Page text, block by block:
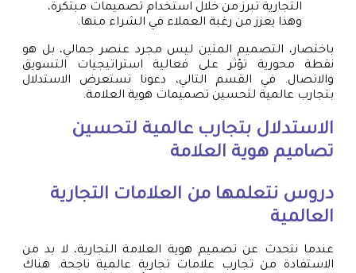
التجارية تبرز من خلال استخدام تصميمات مبتكرة،
وهذا يعزز من رغبة العملاء في الشراء منها.
باختصار، التصميم المتين ليس مجرد عنصر جمالي، بل هو
نقطة محورية تؤثر على فعالية استراتيجيات التسويق
والاتصال. في القسم التالي، دعونا نستعرض الاستدلال
بتجارب عالمية لتحسين تصميمات هوية العلامة.
الاستدلال بتجارب عالمية لتحسين
تصاميم هوية العلامة
دروس نتعلمها من العلامات التجارية
العالمية
عندما نتحدث عن تصميم هوية العلامة التجارية، لا بد من
الاستفادة من تجارب علامات تجارية عالمية ناجحة. هناك